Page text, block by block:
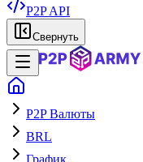
P2P API
Свернуть
P2P Валюты
BRL
График